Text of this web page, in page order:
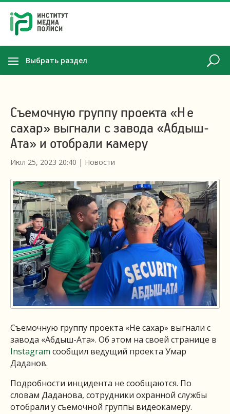
Выбрать раздел
Съемочную группу проекта «Не
сахар» выгнали с завода «Абдыш-
Ата» и отобрали камеру
Июл 25, 2023 20:40 | Новости
Съемочную группу проекта «Не сахар» выгнали с
завода «Абдыш-Ата». Об этом на своей странице в
Instagram сообщил ведущий проекта Умар
Даданов.
Подробности инцидента не сообщаются. По
словам Даданова, сотрудники охранной службы
отобрали у съемочной группы видеокамеру.